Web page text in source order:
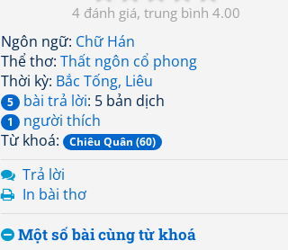
4 4.00
Ngôn ngữ: Chữ Hán
Thể thơ: Thất ngôn cổ phong
Thời kỳ: Bắc Tống, Liêu
5 bài trả lời: 5 bản dịch
1
người thích
Từ khoá:
Chiêu Quân (60)
Trả lời
In bài thơ
Một số bài cùng từ khoá